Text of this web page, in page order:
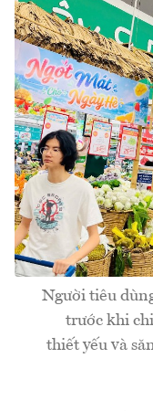
Người tiêu
trước khi
thiết yếu và